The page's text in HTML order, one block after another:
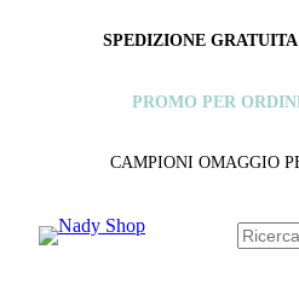
SPEDIZIONE
PROMO PER
CAMPIONI OMAGGIO
C